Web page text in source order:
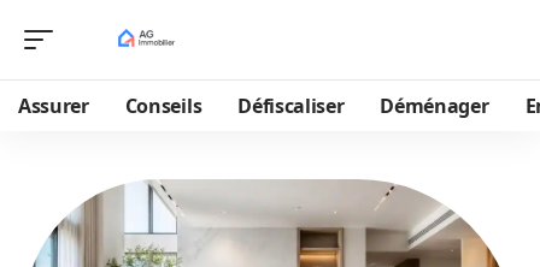
Assurer Conseils Défiscaliser Déménager